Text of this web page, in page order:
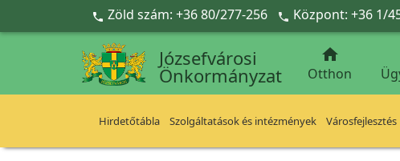
Ugrás a fő tartalomra
 Zöld szám: +36 80/277-256  Központ: +36 1/
Józsefvárosi
Önkormányzat

Otthon
Hirdetőtábla Szolgáltatások és intézmények Városfejlesztés